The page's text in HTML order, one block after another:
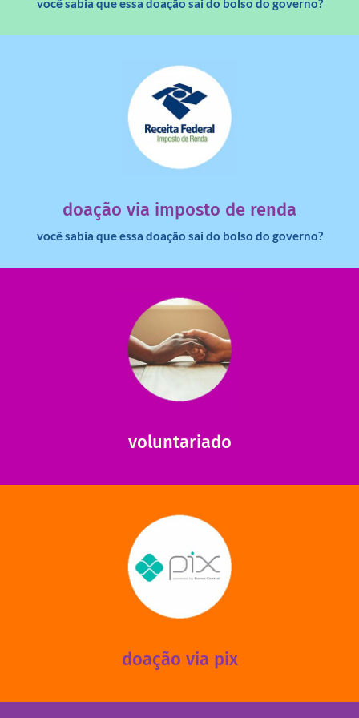
você sabia que essa doação sai do bolso do governo?
doação via imposto de renda
você sabia que essa doação sai do bolso do governo?
dinheiro deixa de ir para o governo?
saiba mais
voluntariado
ajudar com certos assuntos. Entre em contato conosco e
saiba como nos ajudar.
saiba mais
doação via pix
via PIX? Elas também são muito importantes para
mantermos nossas unidades em funcionamento!
saiba mais